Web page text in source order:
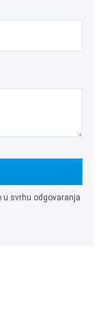
u svrhu odgovaranja